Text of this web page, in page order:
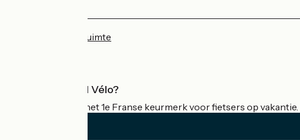
Professionele ruimte
Wat is Accueil Vélo?
Accueil Vélo is het 1e Franse keurmerk voor fietsers op vakantie.